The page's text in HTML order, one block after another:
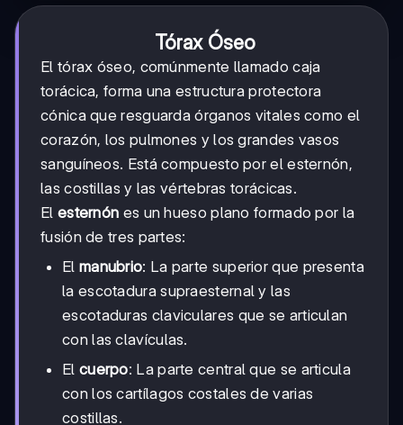
Tórax Óseo
El tórax óseo, comúnmente llamado caja
torácica, forma una estructura protectora
cónica que resguarda órganos vitales como el
corazón, los pulmones y los grandes vasos
sanguíneos. Está compuesto por el esternón,
las costillas y las vértebras torácicas.
El esternón es un hueso plano formado por la
fusión de tres partes:
El manubrio: La parte superior que presenta
la escotadura supraesternal y las
escotaduras claviculares que se articulan
con las clavículas.
El cuerpo: La parte central que se articula
con los cartílagos costales de varias
costillas.